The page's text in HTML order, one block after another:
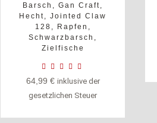
Barsch ,Gan Craft
Hecht
,Jointed Claw
128
Rapfen
Schwarzbarsch
Zielfische
64,99 € inklusive der
gesetzlichen Steuer